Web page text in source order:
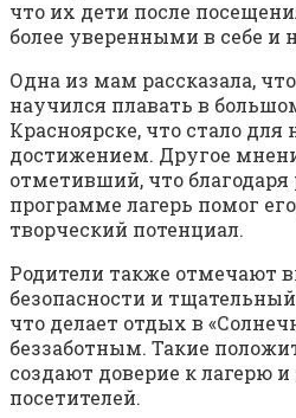
что их дети после
более уверенными в себе и
Одна из мам рассказала,
научился плавать в
Красноярске, что стало
достижением. Другое
отметивший, что благодаря
программе лагерь помог
творческий потенциал.
Родители также отмечают
безопасности и
что делает отдых в
беззаботным. Такие
создают доверие к лагерю
посетителей.